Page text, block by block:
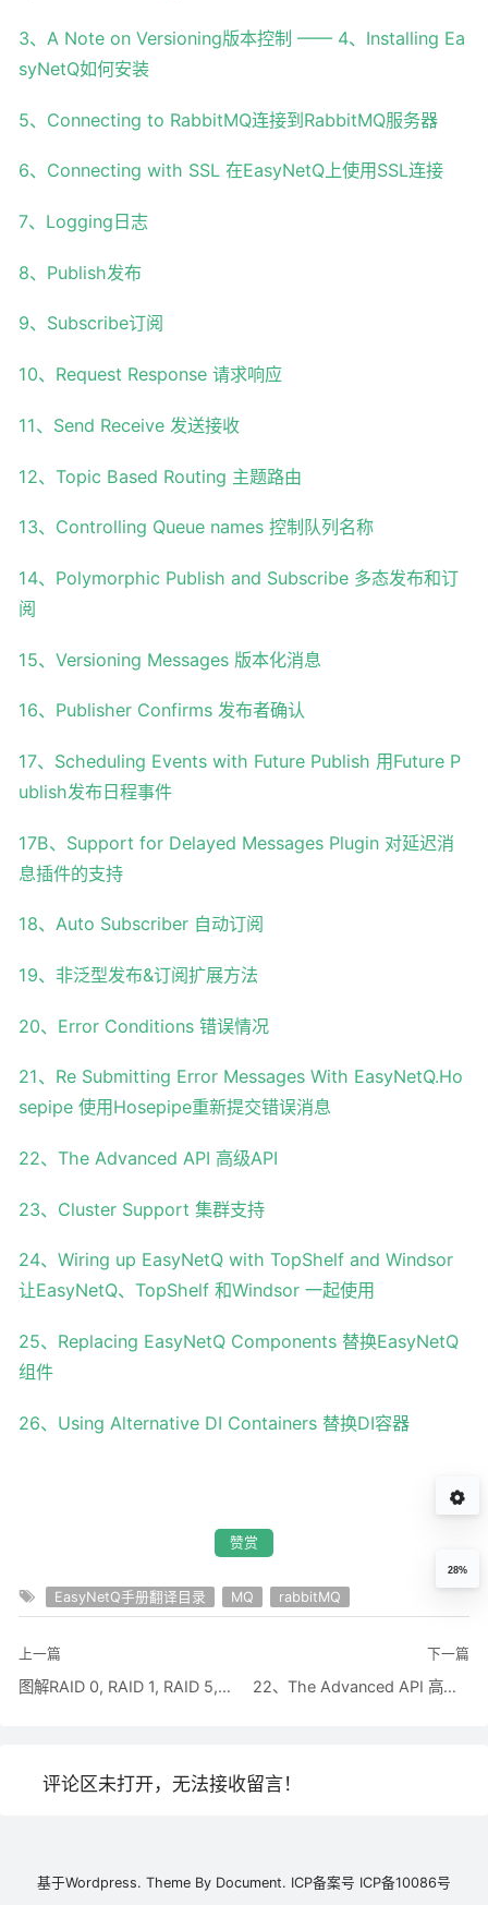
3、A Note on Versioning版本控制 —— 4、Installing Ea
syNetQ如何安装
5、Connecting to RabbitMQ连接到RabbitMQ服务器
6、Connecting with SSL 在EasyNetQ上使用SSL连接
7、Logging日志
8、Publish发布
9、Subscribe订阅
10、Request Response 请求响应
11、Send Receive 发送接收
12、Topic Based Routing 主题路由
13、Controlling Queue names 控制队列名称
14、Polymorphic Publish and Subscribe 多态发布和订
阅
15、Versioning Messages 版本化消息
16、Publisher Confirms 发布者确认
17、Scheduling Events with Future Publish 用Future P
ublish发布日程事件
17B、Support for Delayed Messages Plugin 对延迟消
息插件的支持
18、Auto Subscriber 自动订阅
19、非泛型发布&订阅扩展方法
20、Error Conditions 错误情况
21、Re Submitting Error Messages With EasyNetQ.Ho
sepipe 使用Hosepipe重新提交错误消息
22、The Advanced API 高级API
23、Cluster Support 集群支持
24、Wiring up EasyNetQ with TopShelf and Windsor
让EasyNetQ、TopShelf 和Windsor 一起使用
25、Replacing EasyNetQ Components 替换EasyNetQ
组件
26、Using Alternative DI Containers 替换DI容器
赞赏
EasyNetQ手册翻译目录 MQ rabbitMQ
上一篇
图解RAID 0, RAID 1, RAID 5, RAID 10 - 曾先森在努力 - 博客园
下一篇
22、The Advanced API 高级API - 困兽斗 - 博客园
评论区未打开，无法接收留言！
28%
基于Wordpress. Theme By Document. ICP备案号 ICP备10086号